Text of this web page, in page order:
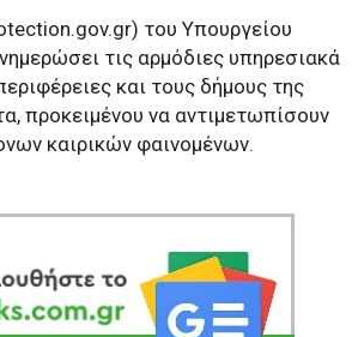
του Υπουργείου
τις αρμόδιες υπηρεσιακά
και τους δήμους της
προκειμένου να αντιμετωπίσουν
καιρικών φαινομένων.